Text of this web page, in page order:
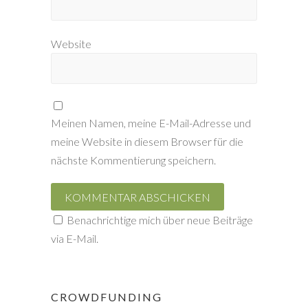
Website
Meinen Namen, meine E-Mail-Adresse und
meine Website in diesem Browser für die
nächste Kommentierung speichern.
Benachrichtige mich über neue Beiträge
via E-Mail.
CROWDFUNDING